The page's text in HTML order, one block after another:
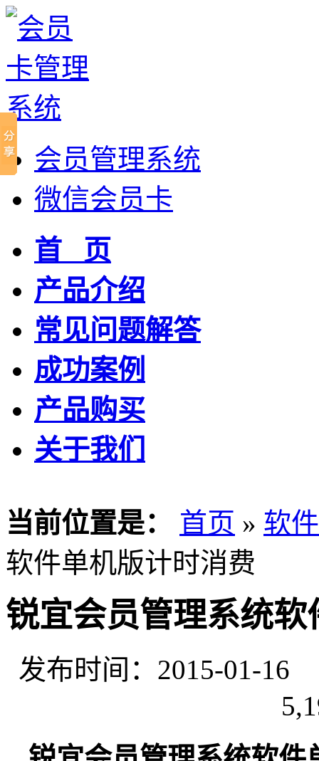
会员管理系统
微信会员卡
首 页
产品介绍
常见问题解答
成功案例
产品购买
关于我们
当前位置是： 首页 » 软
软件单机版计时消费
锐宜会员管理系统
发布时间：2015-01-